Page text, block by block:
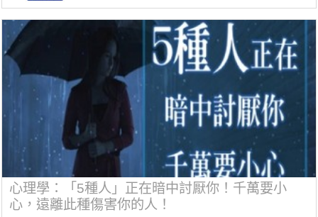
心理學：「5種人」正在暗中討厭你！千萬要小
心，遠離此種傷害你的人！